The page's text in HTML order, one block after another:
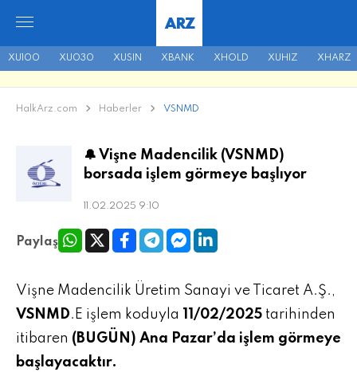
XU100 XU030 XUSIN XBANK XHOLD XUHIZ XHARZ
ARZ
HalkArz.com Haberler VSNMD
🔔 Vişne Madencilik (VSNMD)
borsada işlem görmeye başlıyor
11.02.2025 9:10
Paylaş
Vişne Madencilik Üretim Sanayi ve Ticaret A.Ş.,
VSNMD.E işlem koduyla 11/02/2025 tarihinden
itibaren (BUGÜN) Ana Pazar’da işlem görmeye
başlayacaktır.